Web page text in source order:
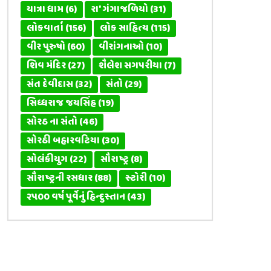
યાત્રા ધામ(6) રા' ગંગાજળિયો(31)
લોકવાર્તા(156) લોક સાહિત્ય(115)
વીર પુરુષો(60) વીરાંગનાઓ(10)
શિવ મંદિર(27) શૈલેશ સગપરીયા(7)
સંત દેવીદાસ(32) સંતો(29)
સિધ્ધરાજ જયસિંહ(19)
સોરઠ ના સંતો(46)
સોરઠી બહારવટિયા(30)
સોલંકીયુગ(22) સૌરાષ્ટ્ર(8)
સૌરાષ્ટ્રની રસધાર(88) સ્ટોરી(10)
૨૫૦૦ વર્ષ પૂર્વેનું હિન્દુસ્તાન(43)